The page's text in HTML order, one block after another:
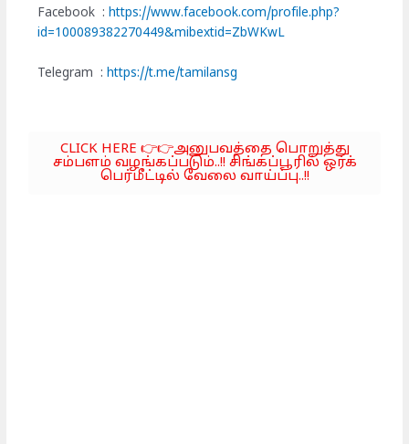
Facebook :https://www.facebook.com/profile.php?
id=100089382270449&mibextid=ZbWKwL
Telegram :https://t.me/tamilansg
CLICK HERE 👉👉அனுபவத்தை பொறுத்து
சம்பளம் வழங்கப்படும்..!! சிங்கப்பூரில் ஒர்க்
பெர்மீட்டில் வேலை வாய்ப்பு..!!